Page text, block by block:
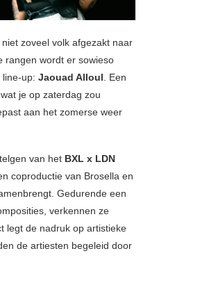
zoveel volk afgezakt naar
rangen wordt er sowieso
up: Jaouad Alloul. Een
je op zaterdag zou
aan het zomerse weer
van het BXL x LDN
coproductie van Brosella en
Gedurende een
verkennen ze
legt de nadruk op artistieke
de artiesten begeleid door